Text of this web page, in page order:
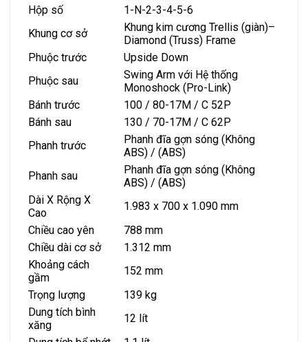
Hộp số
1-N-2-3-4-5-6
Khung cơ sở
Khung kim cương Trellis (giàn)–
Diamond (Truss) Frame
Phuộc trước
Upside Down
Phuộc sau
Swing Arm với Hệ thống
Monoshock (Pro-Link)
Bánh trước
100 / 80-17M / C 52P
Bánh sau
130 / 70-17M / C 62P
Phanh trước
Phanh đĩa gợn sóng (Không
ABS) / (ABS)
Phanh sau
Phanh đĩa gợn sóng (Không
ABS) / (ABS)
Dài X Rộng X
Cao
1.983 x 700 x 1.090 mm
Chiều cao yên
788 mm
Chiều dài cơ sở
1.312 mm
Khoảng cách
gầm
152 mm
Trọng lượng
139 kg
Dung tích bình
xăng
12 lít